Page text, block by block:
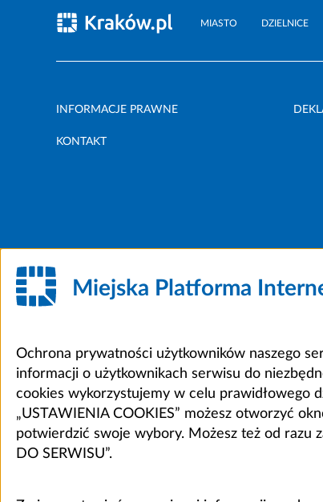
MIASTO DZIELNICE
INFORMACJE PRAWNE
KONTAKT
Miejska Platforma
Ochrona prywatności użytkowników naszego
informacji o użytkownikach serwisu do
cookies wykorzystujemy w celu prawidłowego
„USTAWIENIA COOKIES” możesz otworzyć
potwierdzić swoje wybory. Możesz też od razu
DO SERWISU”.